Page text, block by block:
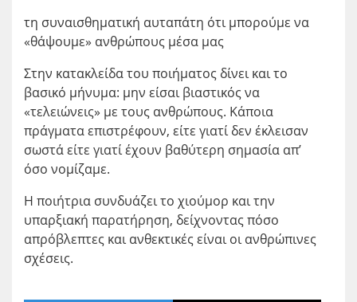
τη συναισθηματική αυταπάτη ότι μπορούμε να
«θάψουμε» ανθρώπους μέσα μας
Στην κατακλείδα του ποιήματος δίνει και το
βασικό μήνυμα: μην είσαι βιαστικός να
«τελειώνεις» με τους ανθρώπους. Κάποια
πράγματα επιστρέφουν, είτε γιατί δεν έκλεισαν
σωστά είτε γιατί έχουν βαθύτερη σημασία απ’
όσο νομίζαμε.
Η ποιήτρια συνδυάζει το χιούμορ και την
υπαρξιακή παρατήρηση, δείχνοντας πόσο
απρόβλεπτες και ανθεκτικές είναι οι ανθρώπινες
σχέσεις.